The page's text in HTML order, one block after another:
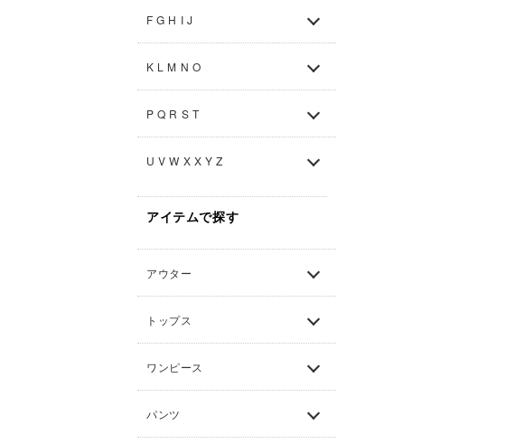
F G H I J
K L M N O
P Q R S T
U V W X X Y Z
アイテムで探す
アウター
トップス
ワンピース
パンツ